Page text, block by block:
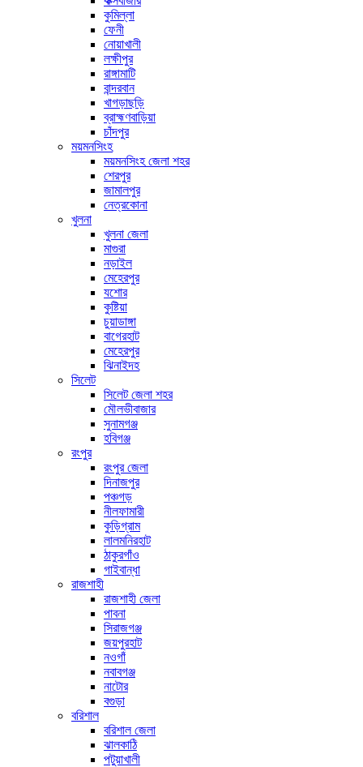
কুমিল্লা
ফেনী
নোয়াখালী
লক্ষীপুর
রাঙ্গামাটি
বান্দরবান
খাগড়াছড়ি
ব্রাহ্মণবাড়িয়া
চাঁদপুর
ময়মনসিংহ
ময়মনসিংহ জেলা শহর
শেরপুর
জামালপুর
নেত্রকোনা
খুলনা
খুলনা জেলা
মাগুরা
নড়াইল
মেহেরপুর
যশোর
কুষ্টিয়া
চুয়াডাঙ্গা
বাগেরহাট
মেহেরপুর
ঝিনাইদহ
সিলেট
সিলেট জেলা শহর
মৌলভীবাজার
সুনামগঞ্জ
হবিগঞ্জ
রংপুর
রংপুর জেলা
দিনাজপুর
পঞ্চগড়
নীলফামারী
কুড়িগ্রাম
লালমনিরহাট
ঠাকুরগাঁও
গাইবান্ধা
রাজশাহী
রাজশাহী জেলা
পাবনা
সিরাজগঞ্জ
জয়পুরহাট
নওগাঁ
নবাবগঞ্জ
নাটোর
বগুড়া
বরিশাল
বরিশাল জেলা
ঝালকাঠি
পটুয়াখালী